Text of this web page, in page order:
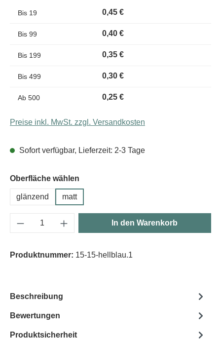
Bis 19 0,45 €
Bis 99 0,40 €
Bis 199 0,35 €
Bis 499 0,30 €
Ab 500 0,25 €
Preise inkl. MwSt. zzgl. Versandkosten
Sofort verfügbar, Lieferzeit: 2-3 Tage
Oberfläche wählen
glänzend matt
Produkt Anzahl: Gib den gewünschten
In den Warenkorb
Produktnummer: 15-15-hellblau.1
Beschreibung
Bewertungen
Produktsicherheit